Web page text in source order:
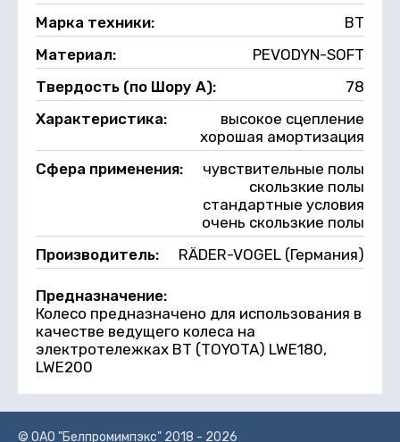
Марка техники:
BT
Материал:
PEVODYN-SOFT
Твердость (по Шору А):
78
Характеристика:
высокое сцепление
хорошая амортизация
Сфера применения:
чувствительные полы
скользкие полы
стандартные условия
очень скользкие полы
Производитель:
RÄDER-VOGEL (Германия)
Предназначение:
Колесо предназначено для использования в
качестве ведущего колеса на
электротележках BT (TOYOTA) LWE180,
LWE200
© ОАО "Белпромимпэкс" 2018 - 2026